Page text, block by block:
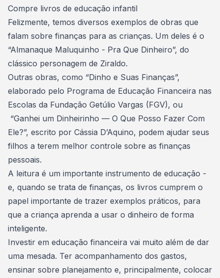
Compre livros de educação infantil
Felizmente, temos diversos exemplos de obras que
falam sobre finanças para as crianças. Um deles é o
“Almanaque Maluquinho - Pra Que Dinheiro”, do
clássico personagem de Ziraldo.
Outras obras, como “Dinho e Suas Finanças”,
elaborado pelo Programa de Educação Financeira nas
Escolas da Fundação Getúlio Vargas (FGV), ou
“Ganhei um Dinheirinho — O Que Posso Fazer Com
Ele?”, escrito por Cássia D’Aquino, podem ajudar seus
filhos a terem melhor controle sobre as finanças
pessoais.
A leitura é um importante instrumento de educação -
e, quando se trata de finanças, os livros cumprem o
papel importante de trazer exemplos práticos, para
que a criança aprenda a usar o dinheiro de forma
inteligente.
Investir em educação financeira vai muito além de dar
uma mesada. Ter acompanhamento dos gastos,
ensinar sobre planejamento e, principalmente, colocar